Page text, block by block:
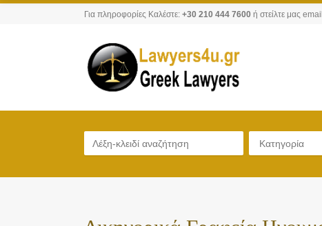
Για πληροφορίες Καλέστε: +30 210 444 7600 ή στείλτε μας
Κατηγορία